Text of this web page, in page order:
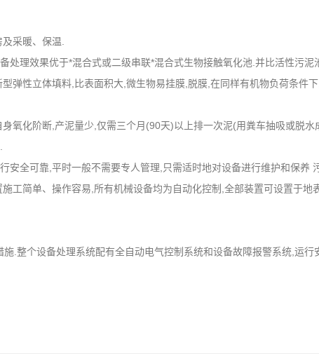
采暖、保温.
处理效果优于*混合式或二级串联*混合式生物接触氧化池.并比活性污泥
弹性立体填料,比表面积大,微生物易挂膜,脱膜,在同样有机物负荷条件下
氧化阶断,产泥量少,仅需三个月(90天)以上排一次泥(用粪车抽吸或脱水
安全可靠,平时一般不需要专人管理,只需适时地对设备进行维护和保养
工简单、操作容易,所有机械设备均为自动化控制,全部装置可设置于地
.整个设备处理系统配有全自动电气控制系统和设备故障报警系统,运行